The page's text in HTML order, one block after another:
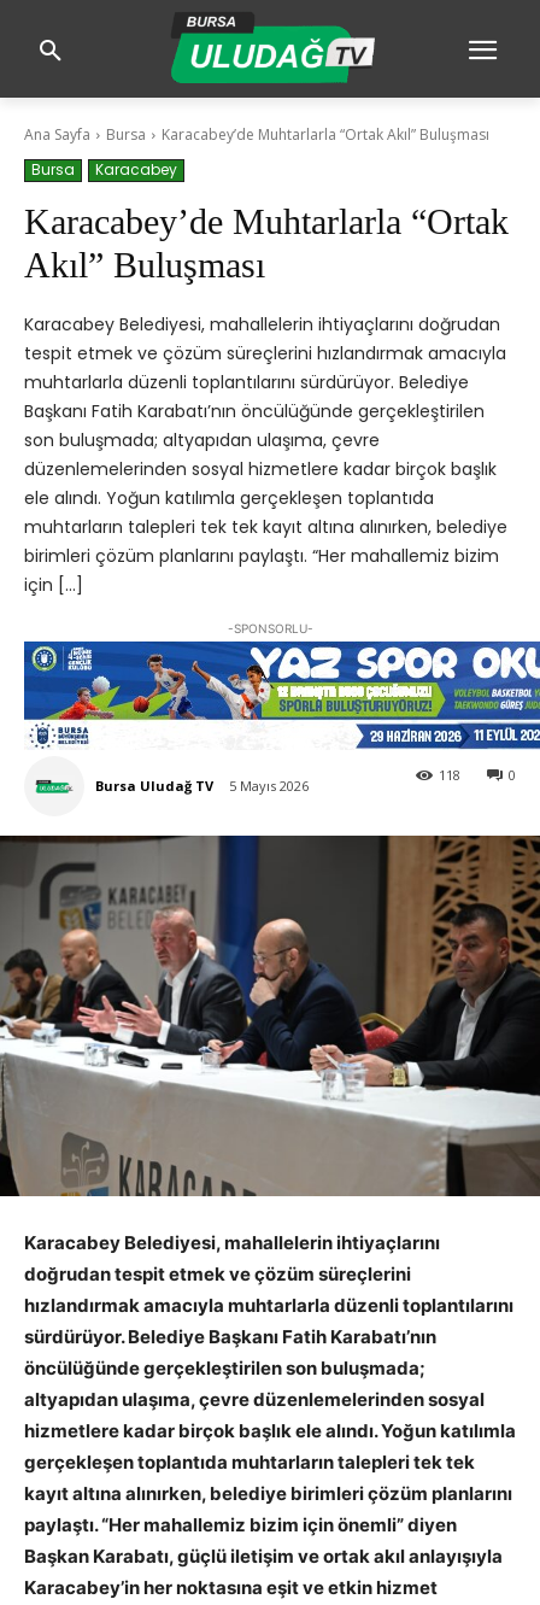
Ana Sayfa Bursa
Karacabey’de Muhtarlarla “Ortak Akıl” Buluşması
Bursa
Karacabey
Karacabey’de Muhtarlarla “Ortak
Akıl” Buluşması
Karacabey Belediyesi, mahallelerin ihtiyaçlarını doğrudan
tespit etmek ve çözüm süreçlerini hızlandırmak amacıyla
muhtarlarla düzenli toplantılarını sürdürüyor. Belediye
Başkanı Fatih Karabatı’nın öncülüğünde gerçekleştirilen
son buluşmada; altyapıdan ulaşıma, çevre
düzenlemelerinden sosyal hizmetlere kadar birçok başlık
ele alındı. Yoğun katılımla gerçekleşen toplantıda
muhtarların talepleri tek tek kayıt altına alınırken, belediye
birimleri çözüm planlarını paylaştı. “Her mahallemiz bizim
için […]
-SPONSORLU-
Bursa Uludağ TV 5 Mayıs 2026
0
118
Karacabey Belediyesi, mahallelerin ihtiyaçlarını
doğrudan tespit etmek ve çözüm süreçlerini
hızlandırmak amacıyla muhtarlarla düzenli toplantılarını
sürdürüyor. Belediye Başkanı Fatih Karabatı’nın
öncülüğünde gerçekleştirilen son buluşmada;
altyapıdan ulaşıma, çevre düzenlemelerinden sosyal
hizmetlere kadar birçok başlık ele alındı. Yoğun katılımla
gerçekleşen toplantıda muhtarların talepleri tek tek
kayıt altına alınırken, belediye birimleri çözüm planlarını
paylaştı. “Her mahallemiz bizim için önemli” diyen
Başkan Karabatı, güçlü iletişim ve ortak akıl anlayışıyla
Karacabey’in her noktasına eşit ve etkin hizmet